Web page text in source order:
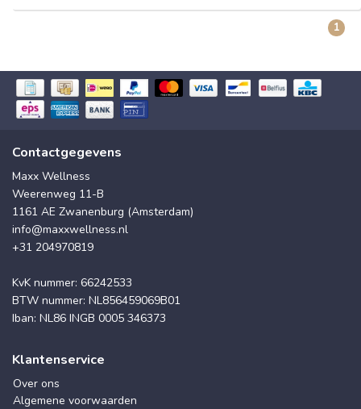
1
Contactgegevens
Maxx Wellness
Weerenweg 11-B
1161 AE Zwanenburg (Amsterdam)
info@maxxwellness.nl
+31 204970819
KvK nummer: 66242533
BTW nummer: NL856459069B01
Iban: NL86 INGB 0005 346373
Klantenservice
Over ons
Algemene voorwaarden